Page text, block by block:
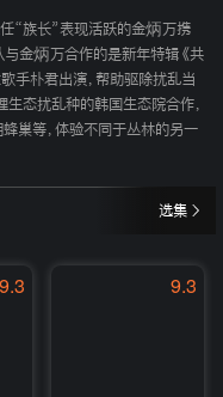
“族长”表现活跃的金炳万携
与金炳万合作的是新年特辑《共
手朴君出演，帮助驱除扰乱当
态扰乱种的韩国生态院合作，
巢等，体验不同于丛林的另一
选集
9.3 9.3